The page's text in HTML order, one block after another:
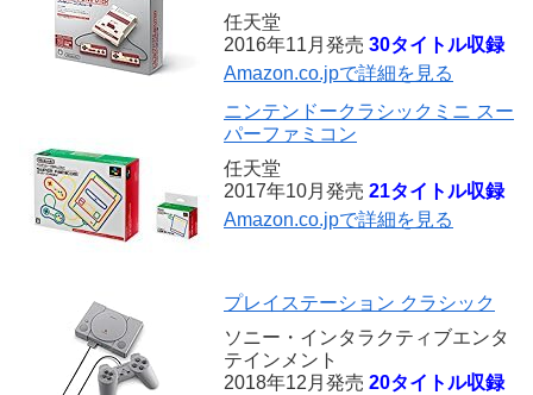
任天堂
2016年11月発売 30タイトル収録
Amazon.co.jpで詳細を見る
ニンテンドークラシックミニ スー
パーファミコン
任天堂
2017年10月発売 21タイトル収録
Amazon.co.jpで詳細を見る
プレイステーション クラシック
ソニー・インタラクティブエンタ
テインメント
2018年12月発売 20タイトル収録